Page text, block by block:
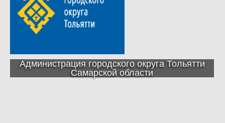
Администрация городского округа Тольятти
Самарской области